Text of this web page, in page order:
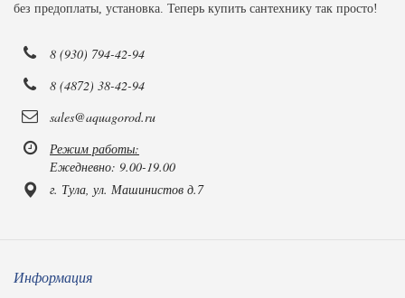
без предоплаты, установка. Теперь купить сантехнику так просто!
8 (930) 794-42-94
8 (4872) 38-42-94
sales@aquagorod.ru
Режим работы:
Ежедневно: 9.00-19.00
г. Тула, ул. Машинистов д.7
Информация